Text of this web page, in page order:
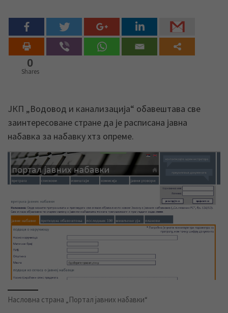
0
Shares
ЈКП „Водовод и канализација“ обавештава све
заинтересоване стране да је расписана јавна
набавка за набавку хтз опреме.
Насловна страна „Портал јавних набавки“